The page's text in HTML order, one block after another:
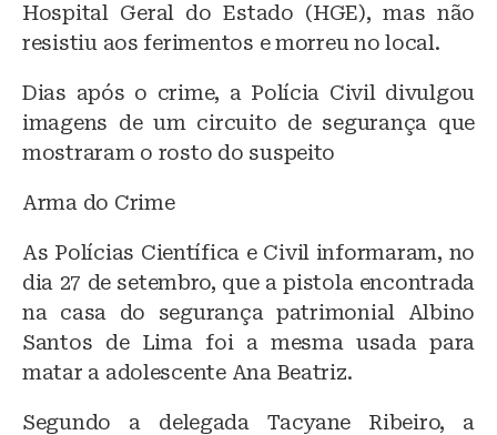
Hospital Geral do Estado (HGE), mas não
resistiu aos ferimentos e morreu no local.
Dias após o crime, a Polícia Civil divulgou
imagens de um circuito de segurança que
mostraram o rosto do suspeito
Arma do Crime
As Polícias Científica e Civil informaram, no
dia 27 de setembro, que a pistola encontrada
na casa do segurança patrimonial Albino
Santos de Lima foi a mesma usada para
matar a adolescente Ana Beatriz.
Segundo a delegada Tacyane Ribeiro, a